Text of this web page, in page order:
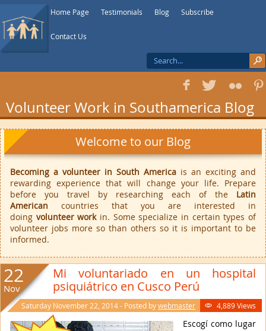
Home Page Testimonials Blog Subscribe
Contact Us
f T F 1
Volunteer Work in Southamerica Blog
Welcome to our Blog
Becoming a volunteer in South America is an exciting and
rewarding experience that will change your life. Prepare
before you travel by researching each of the Latin
American countries that you are interested in
doing volunteer work in. Some specialize in certain types of
volunteer jobs more so than others so it is important to be
informed.
Mi voluntariado en un hospital
psiquiátrico en Cusco Perú
Saturday November 22, 2014 - Posted bywebmaster  4,889 Views
Escogí como lugar
22
Nov